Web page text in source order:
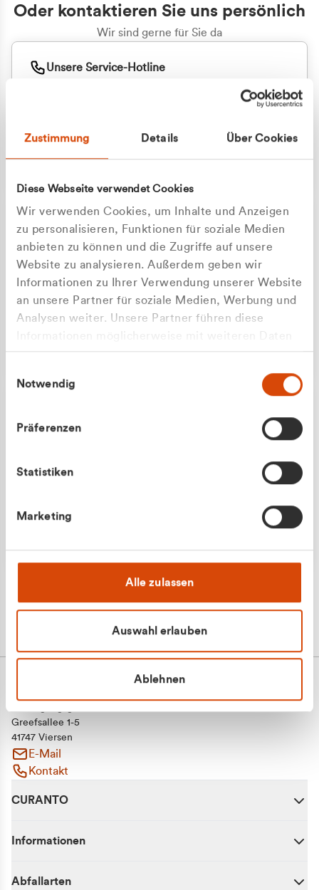
Zustimmung Details Über Cookies
Diese Webseite verwendet Cookies
Wir verwenden Cookies, um Inhalte und Anzeigen
zu personalisieren, Funktionen für soziale Medien
anbieten zu können und die Zugriffe auf unsere
Website zu analysieren. Außerdem geben wir
Informationen zu Ihrer Verwendung unserer Website
an unsere Partner für soziale Medien, Werbung und
Analysen weiter. Unsere Partner führen diese
zusammen, die Sie ihnen bereitgestellt haben oder
gesammelt haben.
Notwendig
Präferenzen
Statistiken
Marketing
Alle zulassen
Auswahl erlauben
Ablehnen
Oder kontaktieren Sie uns persönlich
Wir sind gerne für Sie da
Unsere Service-Hotline
+49 177 8376058
Apilash Balanesan
Greefsallee 1-5
41747 Viersen
E-Mail
Kontakt
CURANTO
Informationen
Abfallarten